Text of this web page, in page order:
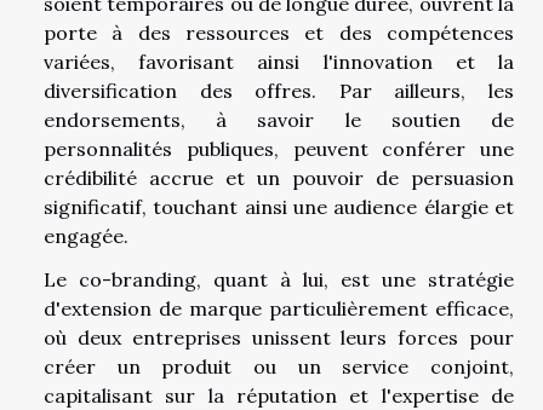
porte à des ressources et des compétences
variées, favorisant ainsi l'innovation et la
diversification des offres. Par ailleurs, les
endorsements, à savoir le soutien de
personnalités publiques, peuvent conférer une
crédibilité accrue et un pouvoir de persuasion
significatif, touchant ainsi une audience élargie et
engagée.
Le co-branding, quant à lui, est une stratégie
d'extension de marque particulièrement efficace,
où deux entreprises unissent leurs forces pour
créer un produit ou un service conjoint,
capitalisant sur la réputation et l'expertise de